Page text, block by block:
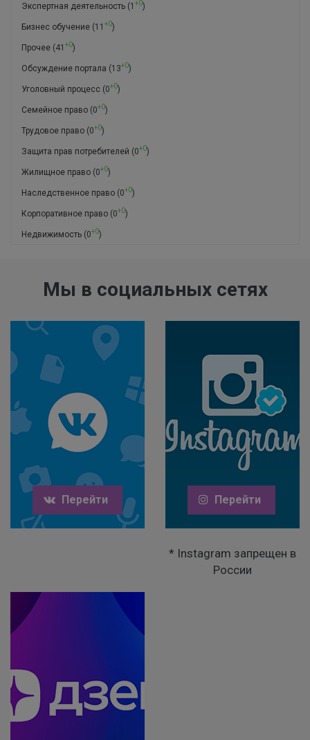
Экспертная деятельность (1 +0)
Бизнес обучение (11 +0)
Прочее (41 +0)
Обсуждение портала (13+0)
Уголовный процесс (0+0)
Семейное право (0+0)
Трудовое право (0+0)
Защита прав потребителей (0+0)
Жилищное право (0+0)
Наследственное право (0+0)
Корпоративное право (0+0)
Недвижимость (0+0)
Мы в социальных сетях
Перейти Перейти
* Instagram запрещен в
России